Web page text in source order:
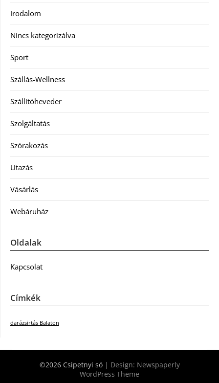
Irodalom
Nincs kategorizálva
Sport
Szállás-Wellness
Szállítóheveder
Szolgáltatás
Szórakozás
Utazás
Vásárlás
Webáruház
Oldalak
Kapcsolat
Címkék
darázsirtás Balaton
©2026 Csipetnyi só | Design: Newspaperly
WordPress Theme